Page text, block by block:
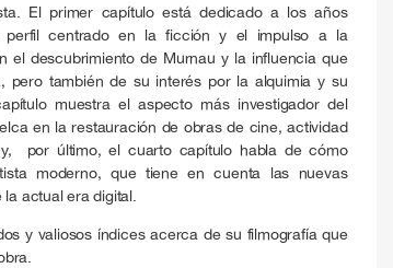
El primer capítulo está dedicado a los años
perfil centrado en la ficción y el impulso a la
descubrimiento de Murnau y la influencia que
pero también de su interés por la alquimia y su
muestra el aspecto más investigador del
en la restauración de obras de cine, actividad
por último, el cuarto capítulo habla de cómo
moderno, que tiene en cuenta las nuevas
actual era digital.
y valiosos índices acerca de su filmografía que